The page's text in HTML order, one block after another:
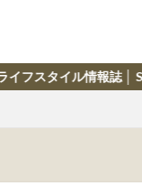
Salon de REGINA（